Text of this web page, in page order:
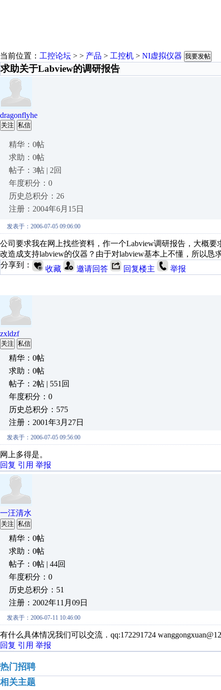
当前位置： 工控论坛 > > 产品 > 工控机 > NI虚拟仪器 我要发帖
求助关于Labview的调研报告
dragonflyhe
关注 私信
精华：0帖
求助：0帖
帖子：3帖 | 2回
年度积分：0
历史总积分：26
注册：2004年6月15日
发表于：2006-07-05 09:06:00
公司要求我在网上找些资料，作一个Labview调研报告，大概
改造成支持labview的仪器？由于对labview基本上不懂，所以恳
分享到：
收藏 邀请回答 回复楼主 举报
zxldzf
关注 私信
精华：0帖
求助：0帖
帖子：2帖 | 551回
年度积分：0
历史总积分：575
注册：2001年3月27日
发表于：2006-07-05 09:56:00
网上多得是。
回复 引用 举报
一汪清水
关注 私信
精华：0帖
求助：0帖
帖子：0帖 | 44回
年度积分：0
历史总积分：51
注册：2002年11月09日
发表于：2006-07-11 10:46:00
有什么具体情况我们可以交流．qq:172291724
回复 引用 举报
热门招聘
相关主题